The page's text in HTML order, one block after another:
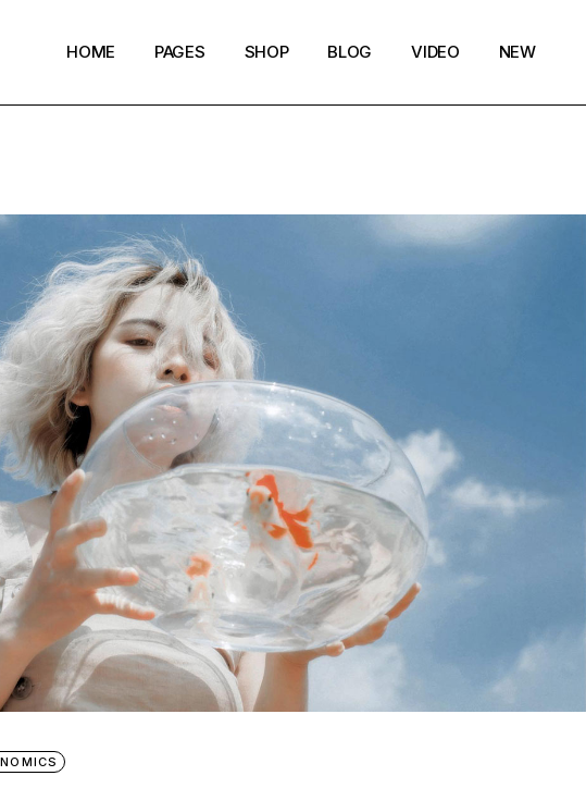
HOME
Minimalistic Magazine
Lifestyle Blog
Compact Posts
Magazine Grid
Arts & Book Magazine
Horizontal Slider Posts
Landing
PAGES
Our Team
Magazine Shop
Blog Archive
Get in Touch
FAQ Page
SHOP BLOG
Post types
VIDEO NEW